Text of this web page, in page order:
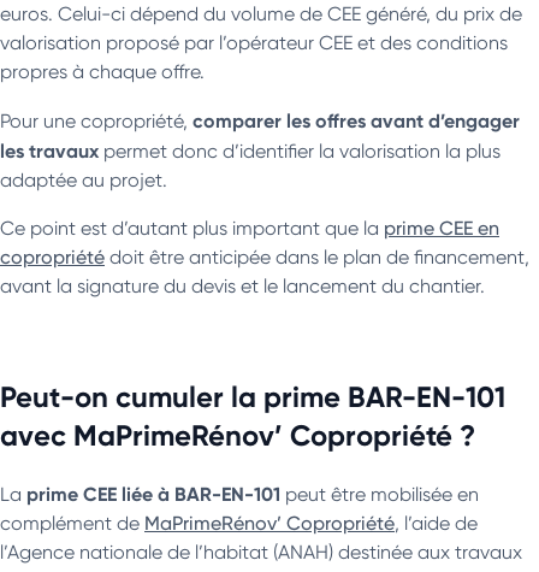
euros. Celui-ci dépend du volume de CEE généré, du prix de
valorisation proposé par l’opérateur CEE et des conditions
propres à chaque offre.
Pour une copropriété, comparer les offres avant d’engager
les travaux permet donc d’identifier la valorisation la plus
adaptée au projet.
Ce point est d’autant plus important que la prime CEE en
copropriété doit être anticipée dans le plan de financement,
avant la signature du devis et le lancement du chantier.
Peut-on cumuler la prime BAR-EN-101
avec MaPrimeRénov’ Copropriété ?
La prime CEE liée à BAR-EN-101 peut être mobilisée en
complément de MaPrimeRénov’ Copropriété, l’aide de
l’Agence nationale de l’habitat (ANAH) destinée aux travaux